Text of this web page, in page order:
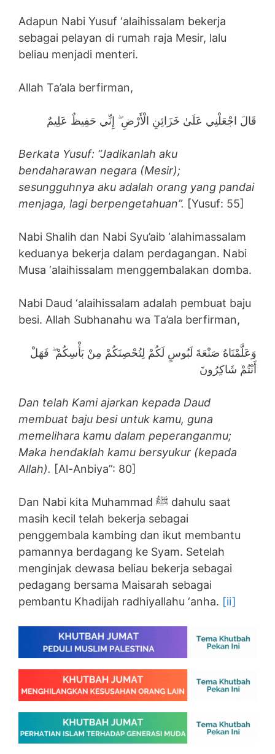
Adapun Nabi Yusuf ‘alaihissalam bekerja
sebagai pelayan di rumah raja Mesir, lalu
beliau menjadi menteri.
Allah Ta’ala berfirman,
قَالَ اجْعَلْنِي عَلَىٰ خَزَائِنِ الْأَرْضِ ۖ إِنِّي حَفِيظٌ عَلِيمٌ
Berkata Yusuf: “Jadikanlah aku
bendaharawan negara (Mesir);
sesungguhnya aku adalah orang yang pandai
menjaga, lagi berpengetahuan”. [Yusuf: 55]
Nabi Shalih dan Nabi Syu’aib ‘alahimassalam
keduanya bekerja dalam perdagangan. Nabi
Musa ‘alaihissalam menggembalakan domba.
Nabi Daud ‘alaihissalam adalah pembuat baju
besi. Allah Subhanahu wa Ta’ala berfirman,
وَعَلَّمْنَاهُ صَنْعَةَ لَبُوسٍ لَكُمْ لِتُحْصِنَكُمْ مِنْ بَأْسِكُمْ ۖ فَهَلْ
أَنْتُمْ شَاكِرُونَ
Dan telah Kami ajarkan kepada Daud
membuat baju besi untuk kamu, guna
memelihara kamu dalam peperanganmu;
Maka hendaklah kamu bersyukur (kepada
Allah). [Al-Anbiya”: 80]
Dan Nabi kita Muhammad ﷺ dahulu saat
masih kecil telah bekerja sebagai
penggembala kambing dan ikut membantu
pamannya berdagang ke Syam. Setelah
menginjak dewasa beliau bekerja sebagai
pedagang bersama Maisarah sebagai
pembantu Khadijah radhiyallahu ‘anha. [ii]